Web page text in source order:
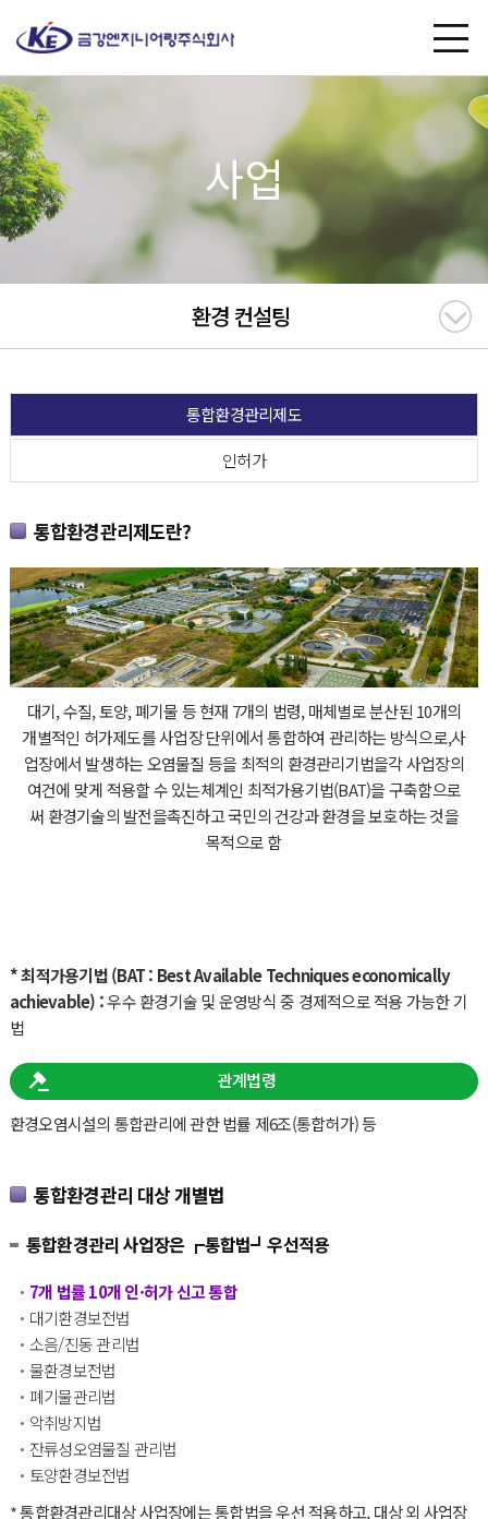
사업
환경 컨설팅
통합환경관리제도
인허가
통합환경관리제도란?
대기, 수질, 토양, 폐기물 등 현재 7개의 법령, 매체별로 분산된 10개의
개별적인 허가제도를 사업장 단위에서 통합하여 관리하는 방식으로,사
업장에서 발생하는 오염물질 등을 최적의 환경관리기법을각 사업장의
여건에 맞게 적용할 수 있는체계인 최적가용기법(BAT)을 구축함으로
써 환경기술의 발전을촉진하고 국민의 건강과 환경을 보호하는 것을
목적으로 함
* 최적가용기법 (BAT : Best Available Techniques economically
achievable) :우수 환경기술 및 운영방식 중 경제적으로 적용 가능한 기
법
관계법령
환경오염시설의 통합관리에 관한 법률 제6조(통합허가) 등
통합환경관리 대상 개별법
통합환경관리 사업장은 ┏통합법┛우선적용
7개 법률 10개 인·허가 신고 통합
대기환경보전법
소음/진동 관리법
물환경보전법
폐기물관리법
악취방지법
잔류성오염물질 관리법
토양환경보전법
* 통합환경관리대상 사업장에는 통합법을 우선 적용하고, 대상 외 사업장